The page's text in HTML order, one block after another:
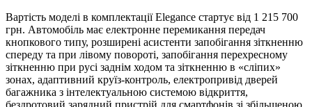
Вартість моделі в комплектації Elegance стартує від 1 215 700
грн. Автомобіль має електронне перемикання передач
кнопкового типу, розширені асистенти запобігання зіткненню
спереду та при лівому повороті, запобігання перехресному
зіткненню при русі заднім ходом та зіткненню в «сліпих»
зонах, адаптивний круїз-контроль, електропривід дверей
багажника з інтелектуальною системою відкриття,
бездротовий зарядний пристрій для смартфонів зі збільшеною